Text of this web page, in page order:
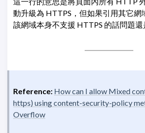
動升級為 HTTPS，但如果引用其它網
該網域本身不支援 HTTPS 的話問題還
Reference: How can I allow Mixed
https) using content-security-policy
Overflow